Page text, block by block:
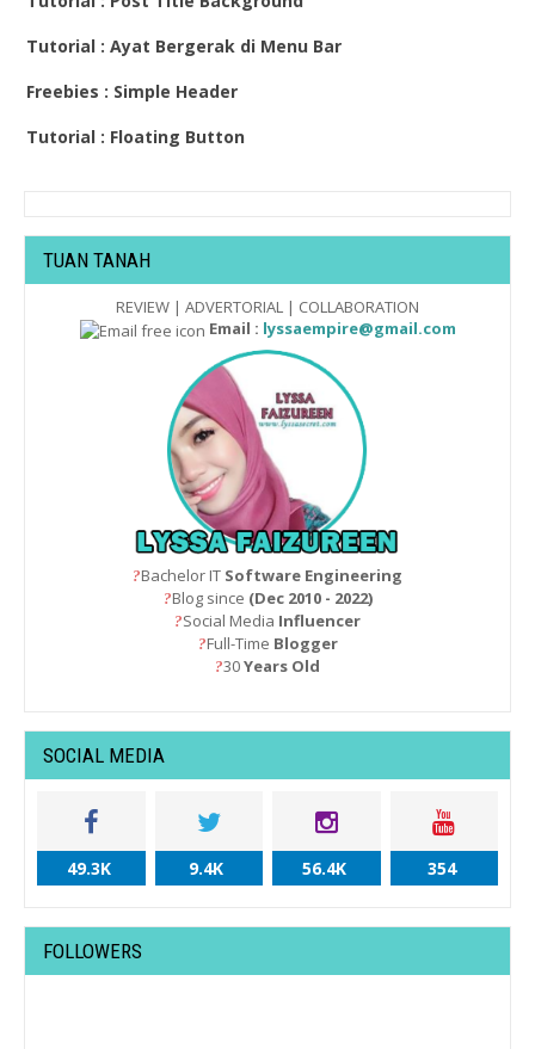
Tutorial : Ayat Bergerak di Menu Bar
Freebies : Simple Header
Tutorial : Floating Button
TUAN TANAH
REVIEW | ADVERTORIAL | COLLABORATION
Email : lyssaempire@gmail.com
?Bachelor IT Software Engineering
?Blog since (Dec 2010 - 2022)
?Social Media Influencer
?Full-Time Blogger
?30Years Old
SOCIAL MEDIA
49.3K 9.4K 56.4K 354
FOLLOWERS